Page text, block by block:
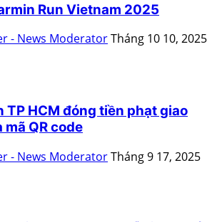
Run Vietnam 2025
- News ModeratorTháng 10 10, 2025
TP HCM đóng tiền phạt giao
QR code
- News ModeratorTháng 9 17, 2025